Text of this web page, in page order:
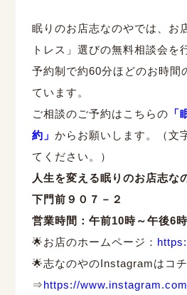
眠りのお店志なのやでは、お
トレス」選びの無料相談会を
予約制で約60分ほどのお時間
ています。
ご相談のご予約はこちらの
約」 からお願いします。（文
てください。）
人生を変える眠りのお店志な
下門前９０７－２
営業時間：午前10時～午後6
🌟お店のホームページ：
🌟志なのやのInstagramはコチ
⇒https://